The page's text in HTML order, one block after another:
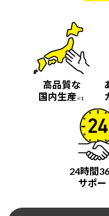
高品質な
国内生産※1
24時間
サポー